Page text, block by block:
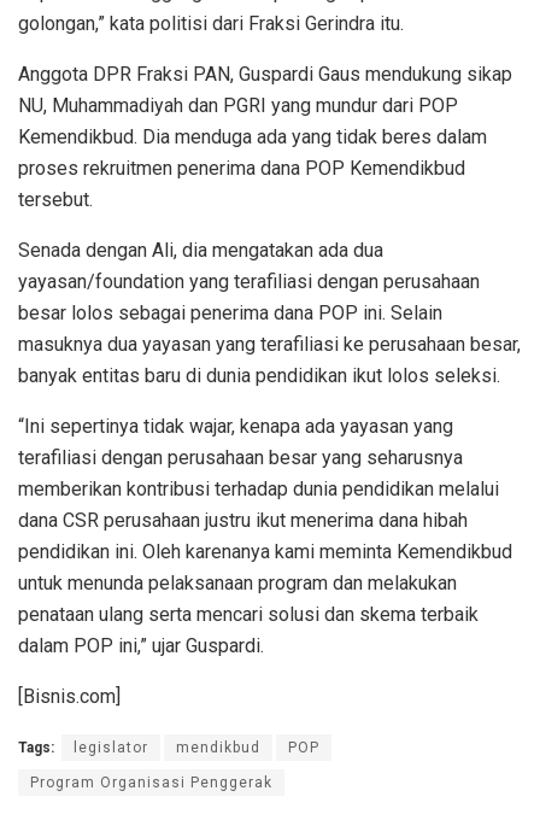
golongan,” kata politisi dari Fraksi Gerindra itu.
Anggota DPR Fraksi PAN, Guspardi Gaus mendukung sikap
NU, Muhammadiyah dan PGRI yang mundur dari POP
Kemendikbud. Dia menduga ada yang tidak beres dalam
proses rekruitmen penerima dana POP Kemendikbud
tersebut.
Senada dengan Ali, dia mengatakan ada dua
yayasan/foundation yang terafiliasi dengan perusahaan
besar lolos sebagai penerima dana POP ini. Selain
masuknya dua yayasan yang terafiliasi ke perusahaan besar,
banyak entitas baru di dunia pendidikan ikut lolos seleksi.
“Ini sepertinya tidak wajar, kenapa ada yayasan yang
terafiliasi dengan perusahaan besar yang seharusnya
memberikan kontribusi terhadap dunia pendidikan melalui
dana CSR perusahaan justru ikut menerima dana hibah
pendidikan ini. Oleh karenanya kami meminta Kemendikbud
untuk menunda pelaksanaan program dan melakukan
penataan ulang serta mencari solusi dan skema terbaik
dalam POP ini,” ujar Guspardi.
[Bisnis.com]
Tags: legislator mendikbud POP
Program Organisasi Penggerak